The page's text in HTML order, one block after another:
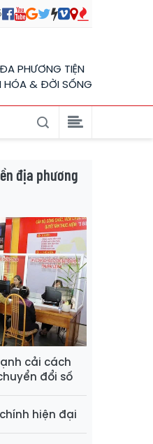
ĐA PHƯƠNG TIỆN
HÓA & ĐỜI SỐNG
địa phương
cải cách
đổi số
hiện đại